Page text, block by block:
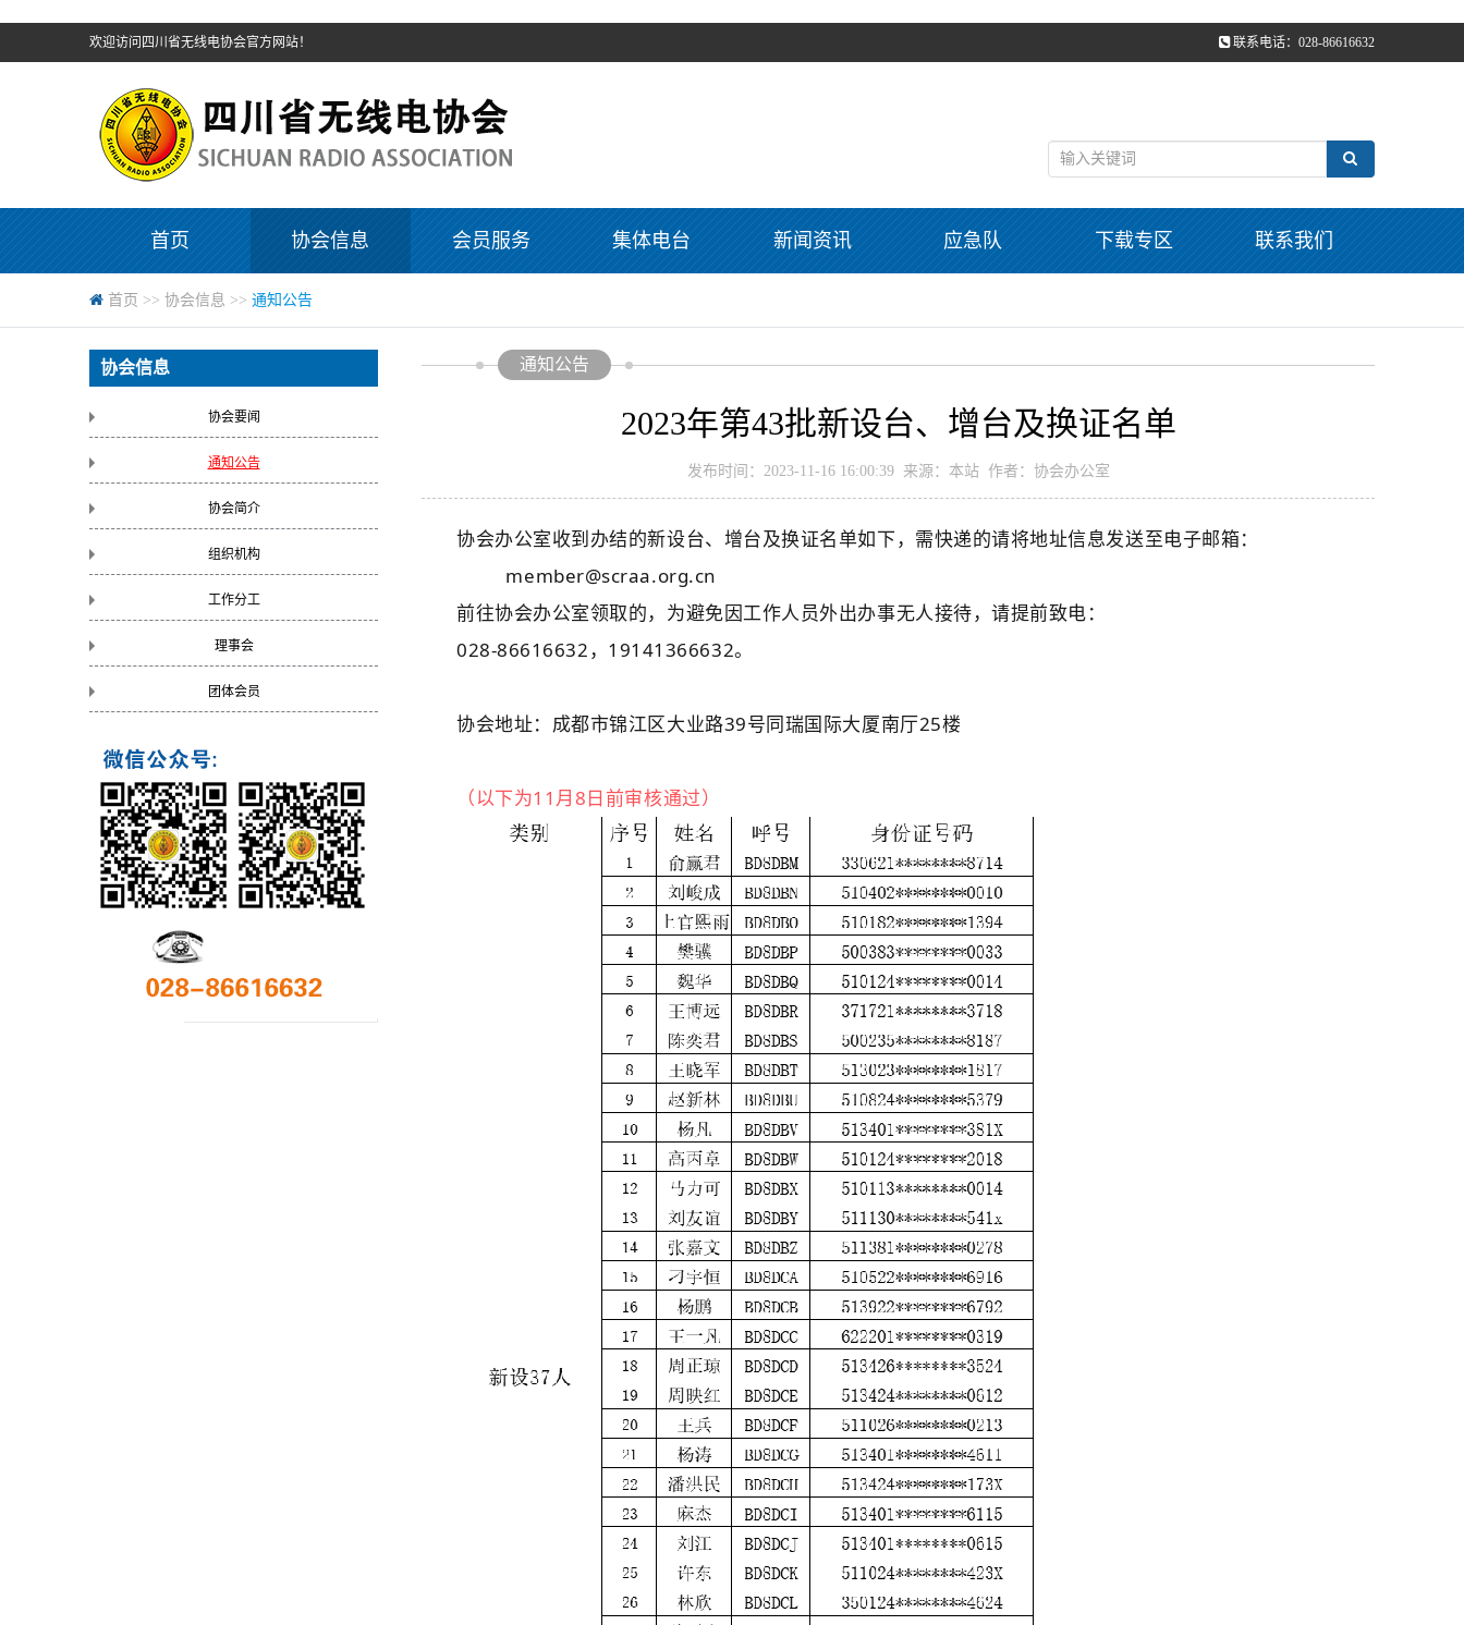
联系电话：028-86616632
欢迎访问四川省无线电协会官方网站！
首页 协会信息 会员服务 集体电台 新闻资讯 应急队 下载专区 联系我们
首页 >> 协会信息 >> 通知公告
协会信息
协会要闻
通知公告
协会简介
组织机构
工作分工
理事会
团体会员
通知公告
2023年第43批新设台、增台及换证名单
发布时间：2023-11-16 16:00:39 来源：本站 作者：协会办公室
协会办公室收到办结的新设台、增台及换证名单如下，需快递的请将地址信息发送至电子邮箱：
member@scraa.org.cn
前往协会办公室领取的，为避免因工作人员外出办事无人接待，请提前致电：
028-86616632，19141366632。
协会地址：成都市锦江区大业路39号同瑞国际大厦南厅25楼
（以下为11月8日前审核通过）